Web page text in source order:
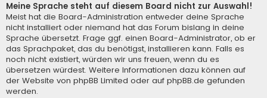
Meine Sprache steht auf diesem Board nicht zur Auswahl!
Meist hat die Board-Administration entweder deine Sprache
nicht installiert oder niemand hat das Forum bislang in deine
Sprache übersetzt. Frage ggf. einen Board-Administrator, ob er
das Sprachpaket, das du benötigst, installieren kann. Falls es
noch nicht existiert, würden wir uns freuen, wenn du es
übersetzen würdest. Weitere Informationen dazu können auf
der Website von phpBB Limited oder auf phpBB.de gefunden
werden.